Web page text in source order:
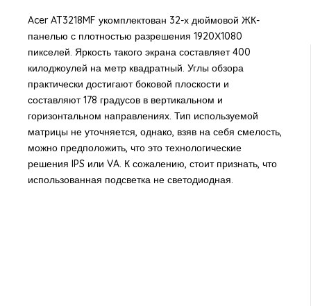
Acer AT3218MF укомплектован 32-х дюймовой ЖК-
панелью с плотностью разрешения 1920Х1080
пикселей. Яркость такого экрана составляет 400
килоджоулей на метр квадратный. Углы обзора
практически достигают боковой плоскости и
составляют 178 градусов в вертикальном и
горизонтальном направлениях. Тип используемой
матрицы не уточняется, однако, взяв на себя смелость,
можно предположить, что это технологические
решения IPS или VA. К сожалению, стоит признать, что
использованная подсветка не светодиодная.